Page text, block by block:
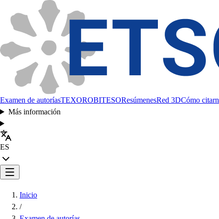
Examen de autoríasTEXOROBITESOResúmenesRed 3DCómo
Más información
ES
Inicio
/